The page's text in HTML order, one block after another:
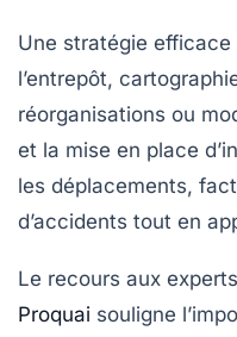
Une stratégie
l’entrepôt,
réorganisations ou
et la mise en place
les déplacements,
d’accidents tout en
Le recours aux
Proquai souligne